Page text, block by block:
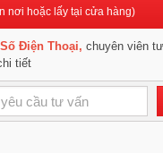
nơi hoặc lấy tại cửa hàng)
Số Điện Thoại, chuyên viên
tiết